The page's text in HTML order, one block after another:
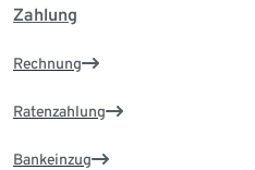
Zahlung
Rechnung
Ratenzahlung
Bankeinzug